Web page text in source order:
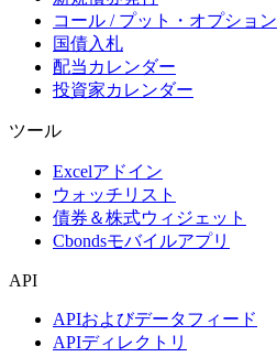
コール / プット・オプション
国債入札
配当カレンダー
投資家カレンダー
ツール
Excelアドイン
ウォッチリスト
債券＆株式ウィジェット
Cbondsモバイルアプリ
API
APIおよびデータフィード
APIディレクトリ